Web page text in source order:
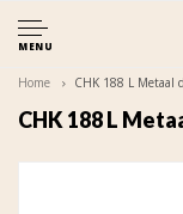
MENU
Home CHK 188 L Metaal
CHK 188 L